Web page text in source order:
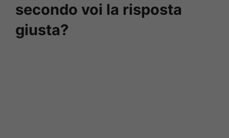
secondo voi la risposta
giusta?